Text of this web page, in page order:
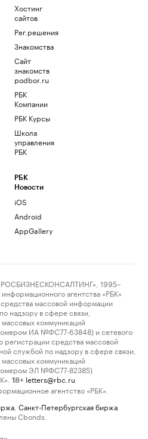
Хостинг
сайтов
Рег.решения
Знакомства
Сайт
знакомств
podbor.ru
РБК
Компании
РБК Курсы
Школа
управления
РБК
РБК
Новости
iOS
Android
AppGallery
1995–
агентства «РБК»
массовой информации
надзору в сфере связи,
коммуникаций
ИА №ФС77-63848) и сетевого
регистрации средства массовой
службой по надзору в сфере связи,
коммуникаций
ЭЛ №ФС77-82385)
18+ letters@rbc.ru
агентство «РБК».
Санкт-Петербургская биржа
Cbonds.